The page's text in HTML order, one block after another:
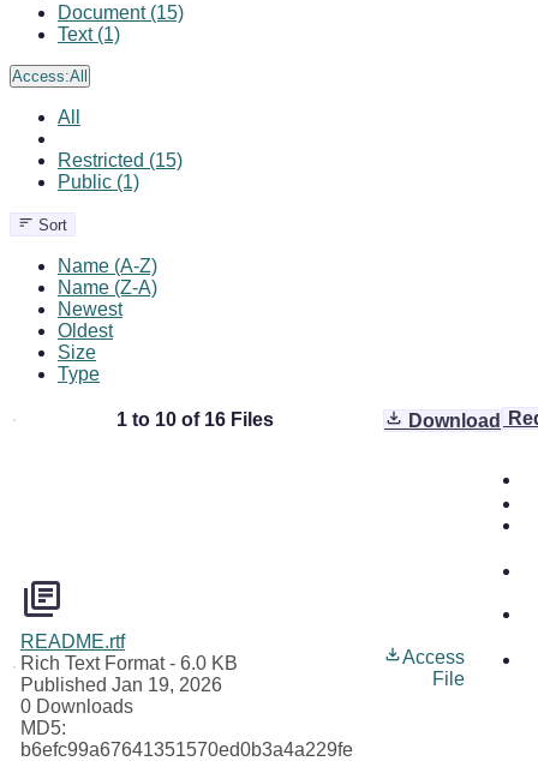
Document (15)
Text (1)
Access:All
All
Restricted (15)
Public (1)
Sort
Name (A-Z)
Name (Z-A)
Newest
Oldest
Size
Type
1 to 10 of 16 Files Download
README.rtf
Rich Text Format- 6.0 KB
Published Jan 19, 2026
0 Downloads
MD5:
b6efc99a67641351570ed0b3a4a229fe
Access
File